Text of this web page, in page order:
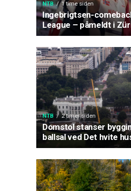
NTB 1 time siden
Ingebrigtsen-
League – påmeldt i
NTB 2 timer siden
Domstol stanser
ballsal ved Det hvite